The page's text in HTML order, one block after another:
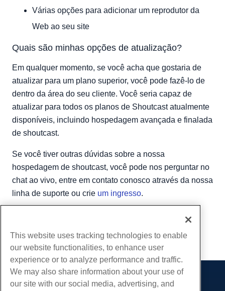
Várias opções para adicionar um reprodutor da
Web ao seu site
Quais são minhas opções de atualização?
Em qualquer momento, se você acha que gostaria de
atualizar para um plano superior, você pode fazê-lo de
dentro da área do seu cliente. Você seria capaz de
atualizar para todos os planos de Shoutcast atualmente
disponíveis, incluindo hospedagem avançada e finalada
de shoutcast.
Se você tiver outras dúvidas sobre a nossa
hospedagem de shoutcast, você pode nos perguntar no
chat ao vivo, entre em contato conosco através da nossa
linha de suporte ou crie um ingresso.
cópia de URL
Produtos
This website uses tracking technologies to enable
our website functionalities, to enhance user
experience or to analyze performance and traffic.
We may also share information about your use of
our site with our social media, advertising, and